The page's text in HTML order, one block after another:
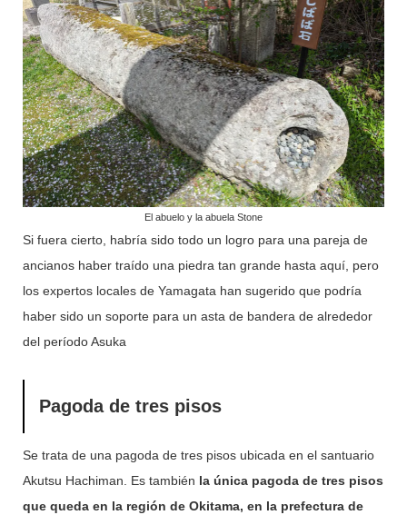
El abuelo y la abuela Stone
Si fuera cierto, habría sido todo un logro para una pareja de
ancianos haber traído una piedra tan grande hasta aquí, pero
los expertos locales de Yamagata han sugerido que podría
haber sido un soporte para un asta de bandera de alrededor
del período Asuka
Pagoda de tres pisos
Se trata de una pagoda de tres pisos ubicada en el santuario
Akutsu Hachiman. Es también la única pagoda de tres pisos
que queda en la región de Okitama, en la prefectura de